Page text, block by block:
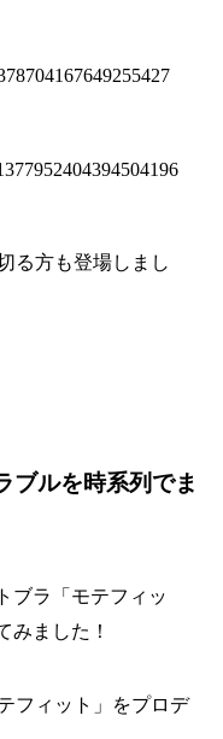
る方も登場しまし
ブルを時系列でま
ブラ「モテフィッ
みました！
フィット」をプロデ